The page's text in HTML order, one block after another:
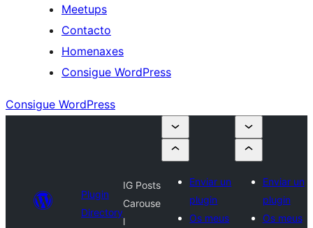
Meetups
Contacto
Homenaxes
Consigue WordPress
Consigue WordPress
Plugin
Directory
IG Posts
Carouse
l
Enviar un
plugin
Os meus
Enviar un
plugin
Os meus